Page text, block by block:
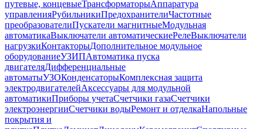
путевые, концевыеТрансформаторыАппаратура
управленияРубильникиПредохранителиЧастотные
преобразователиПускатели магнитныеМодульная
автоматикаВыключатели автоматическиеРелеВыключатели
нагрузкиКонтакторыДополнительное модульное
оборудованиеУЗИПАвтоматика пуска
двигателяДифференциальные
автоматыУЗОКонденсаторыКомплексная защита
электродвигателейАксессуары для модульной
автоматикиПриборы учетаСчетчики газаСчетчики
электроэнергииСчетчики водыРемонт и отделкаНапольные
покрытия и